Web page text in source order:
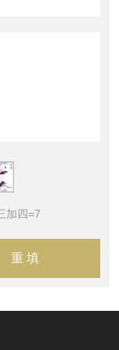
加四=7